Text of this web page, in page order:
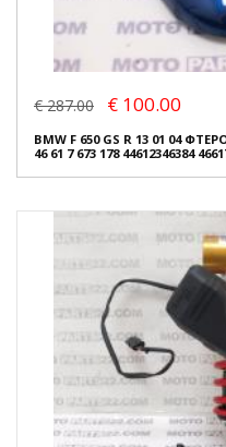
€ 287.00 € 100.00
BMW F 650 GS R 13 01 04
46 61 7 673 178 44612346384